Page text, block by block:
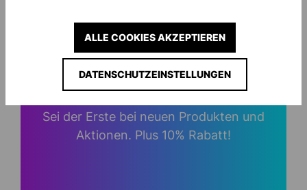
IMMER INFORMIERT
UND SPAREN!
Sei der Erste bei neuen Produkten und
Aktionen. Plus 10% Rabatt!
DATENSCHUTZEINSTELLUNGEN
ALLE COOKIES AKZEPTIEREN